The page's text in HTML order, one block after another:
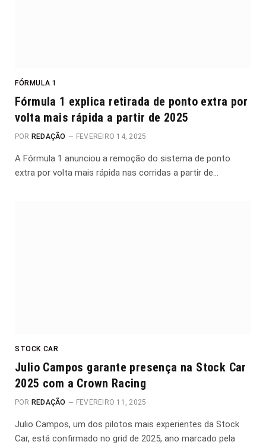
FÓRMULA 1
Fórmula 1 explica retirada de ponto extra por
volta mais rápida a partir de 2025
POR REDAÇÃO FEVEREIRO 14, 2025
A Fórmula 1 anunciou a remoção do sistema de ponto
extra por volta mais rápida nas corridas a partir de…
STOCK CAR
Julio Campos garante presença na Stock Car
2025 com a Crown Racing
POR REDAÇÃO FEVEREIRO 11, 2025
Julio Campos, um dos pilotos mais experientes da Stock
Car, está confirmado no grid de 2025, ano marcado pela